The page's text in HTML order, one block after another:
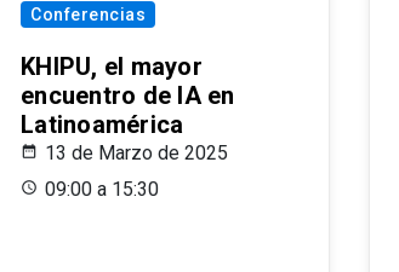
Conferencias
KHIPU, el mayor
encuentro de IA en
Latinoamérica
13 de Marzo de 2025
09:00 a 15:30